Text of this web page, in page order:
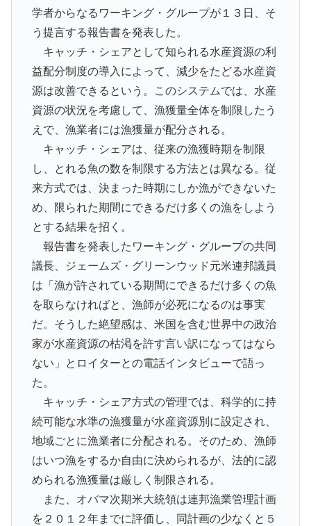
学者からなるワーキング・グループが１３日、そ
う提言する報告書を発表した。
キャッチ・シェアとして知られる水産資源の利
益配分制度の導入によって、減少をたどる水産資
源は改善できるという。このシステムでは、水産
資源の状況を考慮して、漁獲量全体を制限したう
えで、漁業者には漁獲量が配分される。
キャッチ・シェアは、従来の漁獲時期を制限
し、とれる魚の数を制限する方法とは異なる。従
来方式では、決まった時期にしか漁ができないた
め、限られた期間にできるだけ多くの漁をしよう
とする結果を招く。
報告書を発表したワーキング・グループの共同
議長、ジェームズ・グリーンウッド元米連邦議員
は「漁が許されている期間にできるだけ多くの魚
を取らなければと、漁師が必死になるのは事実
だ。そうした絶望感は、米国を含む世界中の政治
家が水産資源の枯渇を許す言い訳になってはなら
ない」とロイターとの電話インタビューで語っ
た。
キャッチ・シェア方式の管理では、科学的に持
続可能な水準の漁獲量が水産資源別に設定され、
地域ごとに漁業者に分配される。そのため、漁師
はいつ漁をするか自由に決められるが、法的に認
められる漁獲量は厳しく制限される。
また、オバマ次期米大統領は連邦漁業管理計画
を２０１２年までに評価し、同計画の少なくと５